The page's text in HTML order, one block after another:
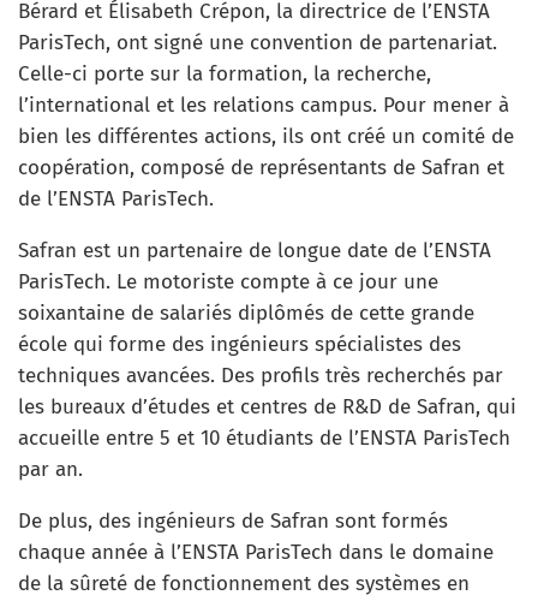
Bérard et Élisabeth Crépon, la directrice de l’ENSTA
ParisTech, ont signé une convention de partenariat.
Celle-ci porte sur la formation, la recherche,
l’international et les relations campus. Pour mener à
bien les différentes actions, ils ont créé un comité de
coopération, composé de représentants de Safran et
de l’ENSTA ParisTech.
Safran est un partenaire de longue date de l’ENSTA
ParisTech. Le motoriste compte à ce jour une
soixantaine de salariés diplômés de cette grande
école qui forme des ingénieurs spécialistes des
techniques avancées. Des profils très recherchés par
les bureaux d’études et centres de R&D de Safran, qui
accueille entre 5 et 10 étudiants de l’ENSTA ParisTech
par an.
De plus, des ingénieurs de Safran sont formés
chaque année à l’ENSTA ParisTech dans le domaine
de la sûreté de fonctionnement des systèmes en